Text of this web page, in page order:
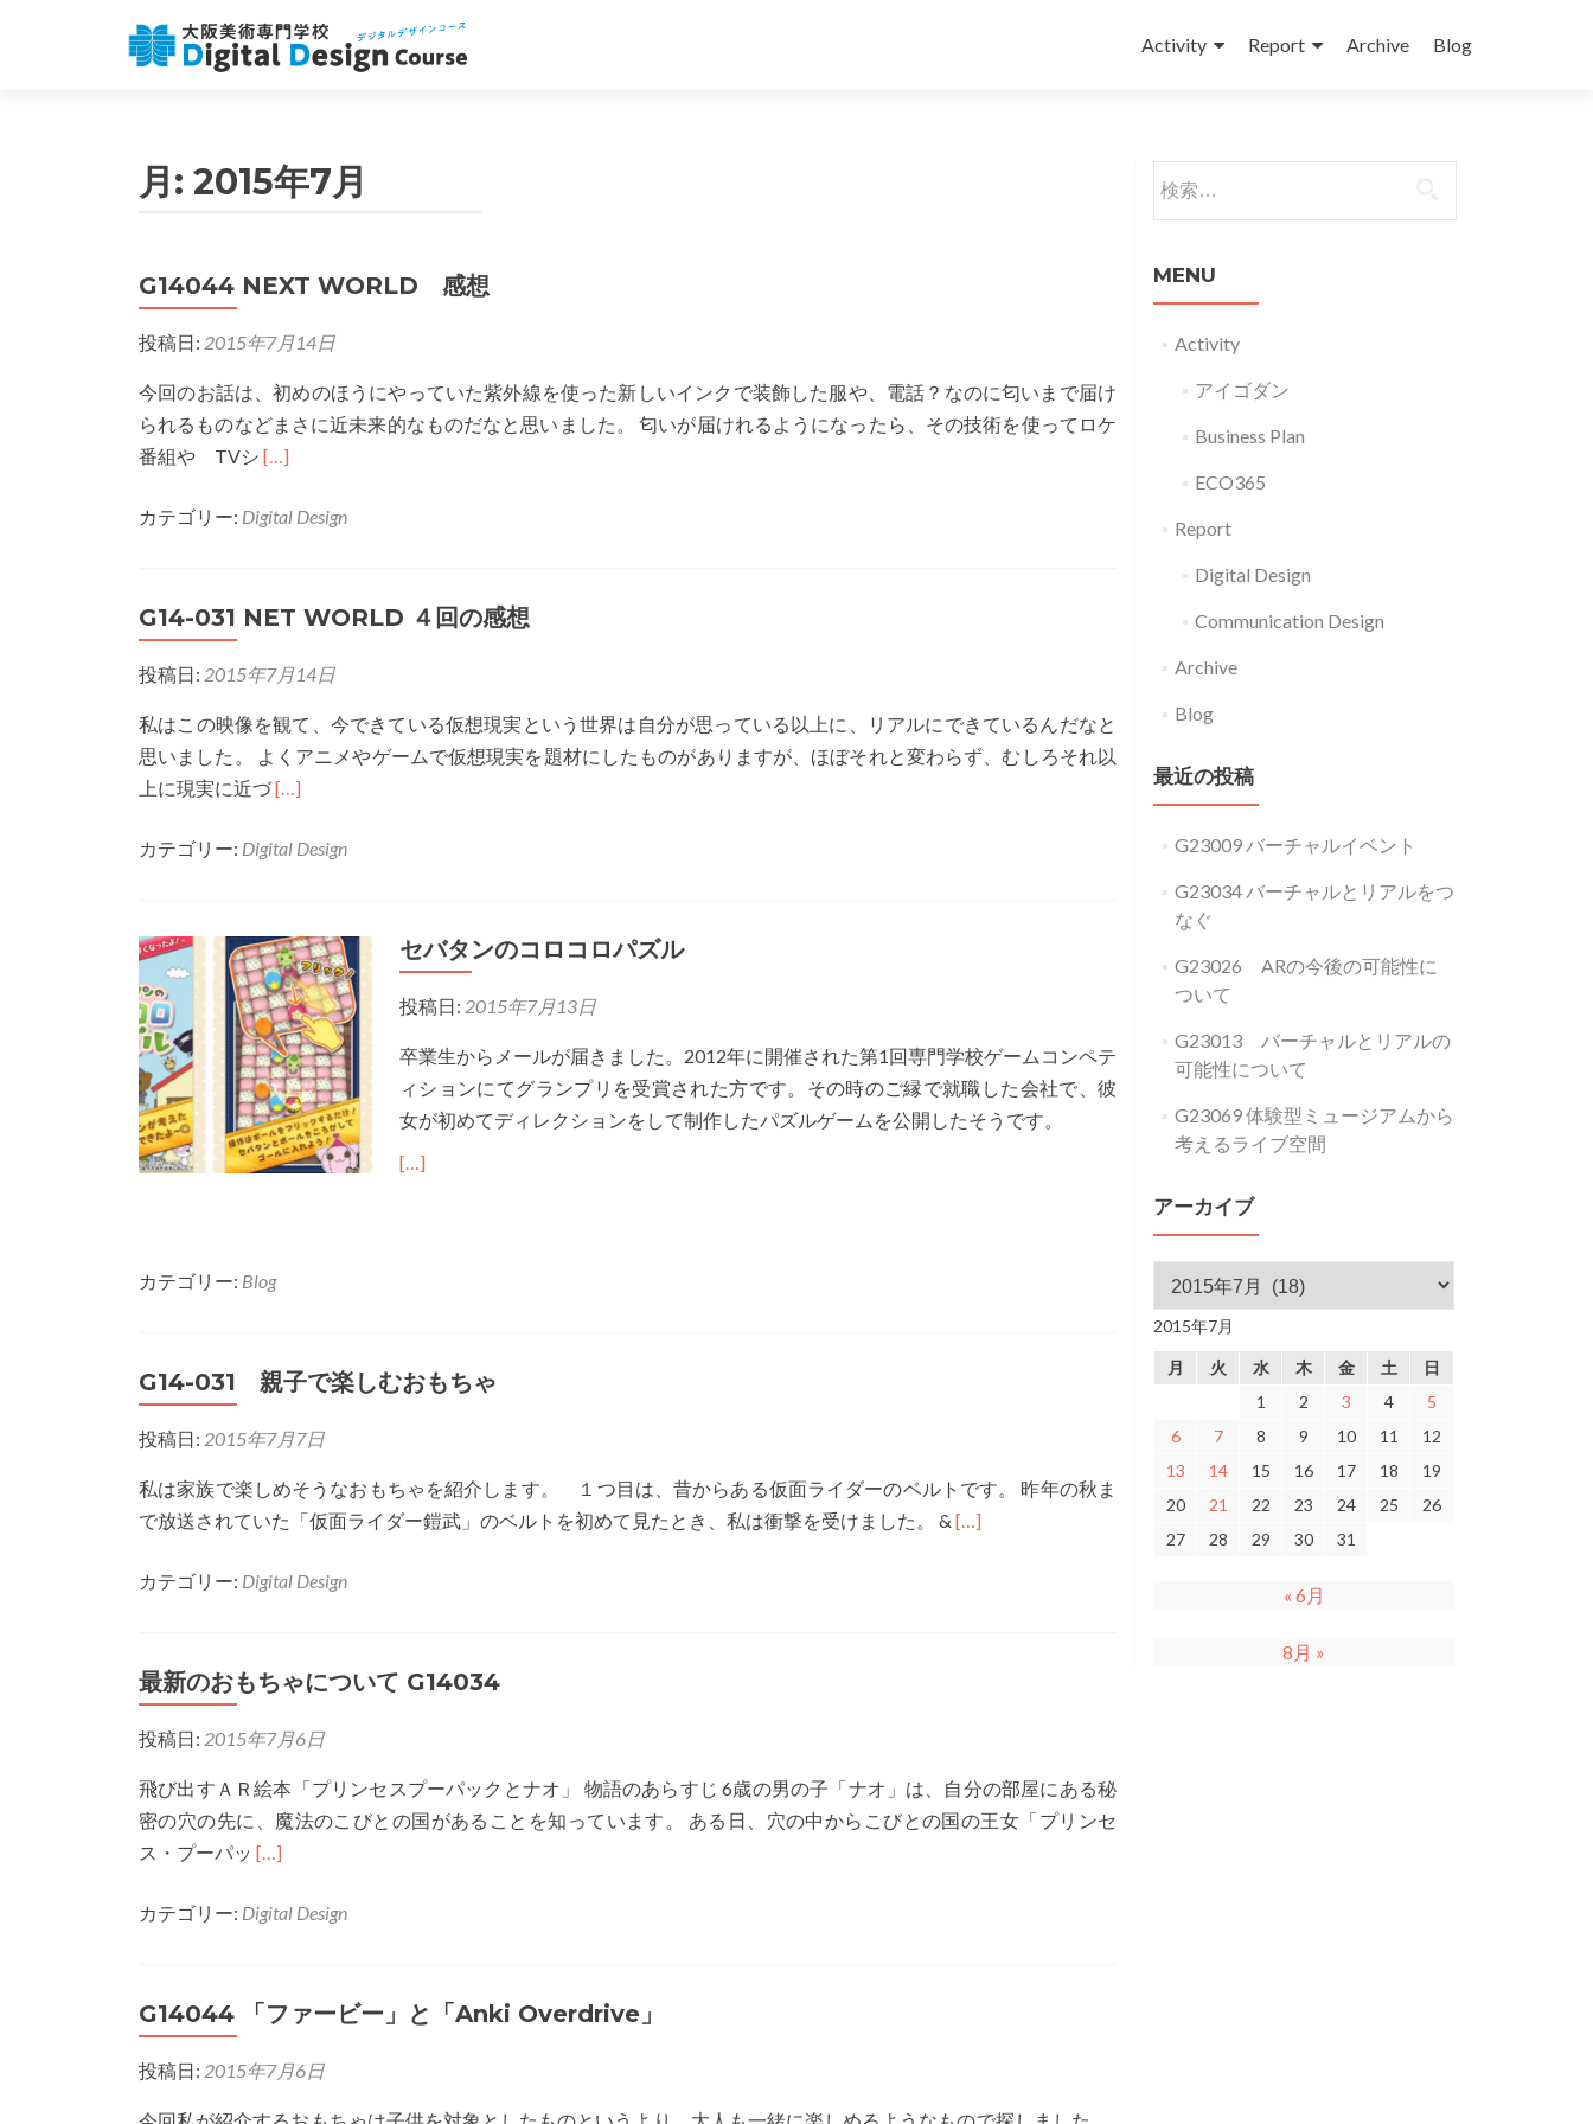
Activity
Report Archive Blog
月: 2015年7月
G14044 NEXT WORLD 感想
投稿日: 2015年7月14日
今回のお話は、初めのほうにやっていた紫外線を使った新しいインクで装飾した服や、電話？なのに匂いまで届け
られるものなどまさに近未来的なものだなと思いました。 匂いが届けれるようになったら、その技術を使ってロケ
番組や TVシ Read
about
WORLD
想
[…]
カテゴリー: Digital Design
G14-031 NET WORLD ４回の感想
投稿日: 2015年7月14日
私はこの映像を観て、今できている仮想現実という世界は自分が思っている以上に、リアルにできているんだなと
思いました。 よくアニメやゲームで仮想現実を題材にしたものがありますが、ほぼそれと変わらず、むしろそれ以
上に現実に近づRead
about
NET
WORLD
４
回
の
感
想
[…]
カテゴリー: Digital Design
セバタンのコロコロパズル
投稿日: 2015年7月13日
卒業生からメールが届きました。2012年に開催された第1回専門学校ゲームコンペテ
ィションにてグランプリを受賞された方です。その時のご縁で就職した会社で、彼
女が初めてディレクションをして制作したパズルゲームを公開したそうです。
[…]
カテゴリー: Blog
G14-031 親子で楽しむおもちゃ
投稿日: 2015年7月7日
私は家族で楽しめそうなおもちゃを紹介します。 １つ目は、昔からある仮面ライダーのベルトです。 昨年の秋ま
で放送されていた「仮面ライダー鎧武」のベルトを初めて見たとき、私は衝撃を受けました。 & Read
楽
し
[…]
カテゴリー: Digital Design
最新のおもちゃについて G14034
投稿日: 2015年7月6日
飛び出すＡＲ絵本「プリンセスプーパックとナオ」 物語のあらすじ 6歳の男の子「ナオ」は、自分の部屋にある秘
密の穴の先に、魔法のこびとの国があることを知っています。 ある日、穴の中からこびとの国の王女「プリンセ
ス・プーパッ Read
about
の
も
[…]
カテゴリー: Digital Design
G14044 「ファービー」と「Anki Overdrive」
投稿日: 2015年7月6日
投稿ナビゲーション
検索:
MENU
Activity
アイゴダン
Business Plan
ECO365
Report
Digital Design
Communication Design
Archive
Blog
最近の投稿
G23009 バーチャルイベント
G23034 バーチャルとリアルをつ
なぐ
G23026 ARの今後の可能性に
ついて
G23013 バーチャルとリアルの
可能性について
G23069 体験型ミュージアムから
考えるライブ空間
アーカイブ
アーカイブ
2015年7月
月 火 水 木 金 土
日
1
2 3 4
5
6
7 8 9 10 11
12
13
14 15 16 17 18
19
20
21 22 23 24 25
26
27
28 29 30 31
« 6月
8月 »